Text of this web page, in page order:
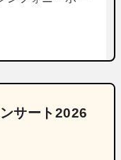
サート2026